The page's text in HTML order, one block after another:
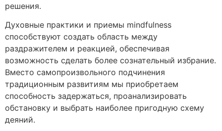
решения.
Духовные практики и приемы mindfulness
способствуют создать область между
раздражителем и реакцией, обеспечивая
возможность сделать более сознательный избрание.
Вместо самопроизвольного подчинения
традиционным развитиям мы приобретаем
способность задержаться, проанализировать
обстановку и выбрать наиболее пригодную схему
деяний.